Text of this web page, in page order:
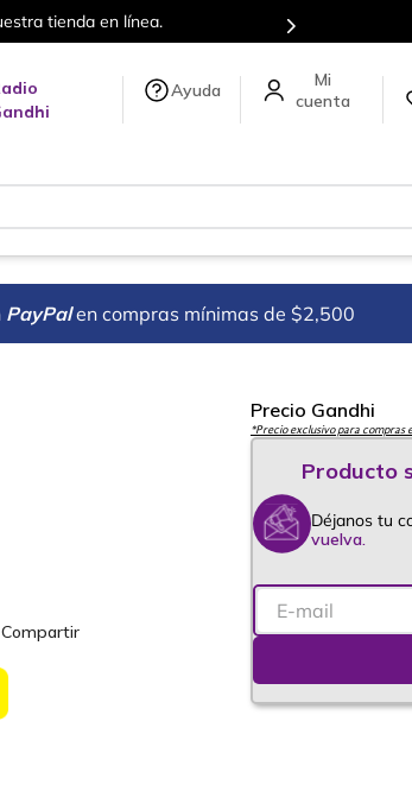
tienda en línea.
Ayuda
PayPal en compras mínimas de $2,500
Precio Gandhi
*Precio exclusivo para compras
Déjanos tu
vuelva.